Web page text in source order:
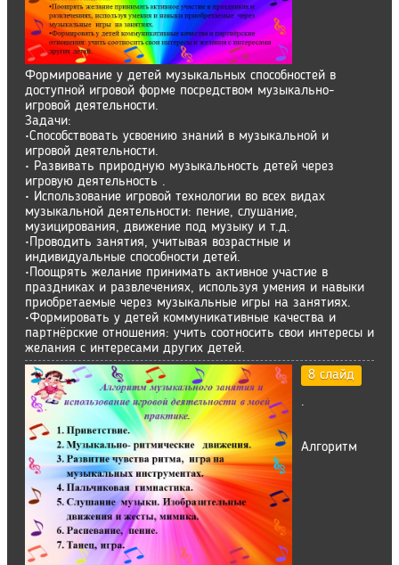
Формирование у детей музыкальных способностей в
доступной игровой форме посредством музыкально-
игровой деятельности.
Задачи:
•Способствовать усвоению знаний в музыкальной и
игровой деятельности.
• Развивать природную музыкальность детей через
игровую деятельность .
• Использование игровой технологии во всех видах
музыкальной деятельности: пение, слушание,
музицирования, движение под музыку и т.д.
•Проводить занятия, учитывая возрастные и
индивидуальные способности детей.
•Поощрять желание принимать активное участие в
праздниках и развлечениях, используя умения и навыки
приобретаемые через музыкальные игры на занятиях.
•Формировать у детей коммуникативные качества и
партнёрские отношения: учить соотносить свои интересы и
желания с интересами других детей.
8 слайд
.
Алгоритм